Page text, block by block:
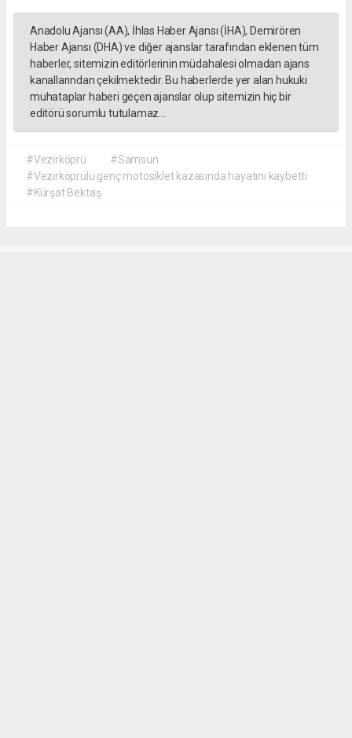
Anadolu Ajansı (AA), İhlas Haber Ajansı (İHA), Demirören
Haber Ajansı (DHA) ve diğer ajanslar tarafından eklenen tüm
haberler, sitemizin editörlerinin müdahalesi olmadan ajans
kanallarından çekilmektedir. Bu haberlerde yer alan hukuki
muhataplar haberi geçen ajanslar olup sitemizin hiç bir
editörü sorumlu tutulamaz...
#Vezirköprü
#Samsun
#Vezirköprülü genç motosiklet kazasında hayatını kaybetti
#Kürşat Bektaş